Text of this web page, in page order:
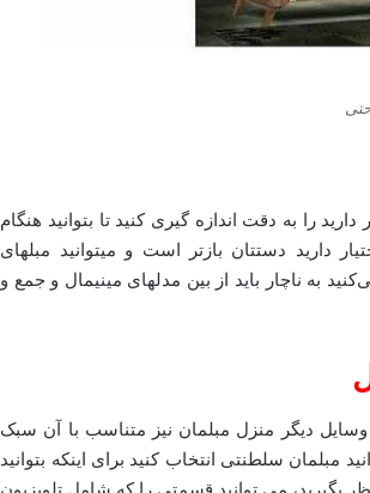
را به دقت اندازه گیری کنید تا بتوانید هنگام
دارید دستتان بازتر است و میتوانید مبلهای
به ناچار باید از بین مدلهای مینیمال و جمع و
دیگر منزل مبلمان نیز متناسب با آن سبک
سلطنتی انتخاب کنید برای اینکه بتوانید